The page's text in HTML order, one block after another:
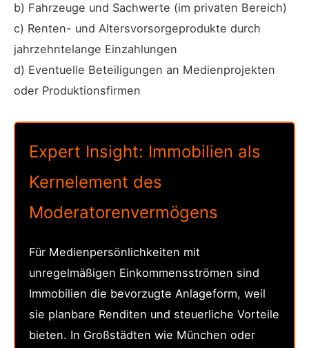
b) Fahrzeuge und Sachwerte (im privaten Bereich)
c) Renten- und Altersvorsorgeprodukte durch
jahrzehntelange Einzahlungen
d) Eventuelle Beteiligungen an Medienprojekten
oder Produktionsfirmen
Expert Insight: Immobilien als
Kernelement des
Moderatorenvermögens
Für Medienpersönlichkeiten mit
unregelmäßigen Einkommensströmen sind
Immobilien die bevorzugte Anlageform, weil
sie planbare Renditen und steuerliche Vorteile
bieten. In Großstädten wie München oder